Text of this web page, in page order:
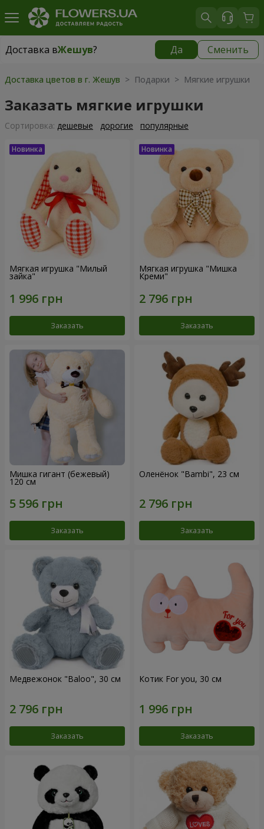
Доставка вЖешув? Да Сменить
Доставка вЖешув|
Доставка цветов в г. Жешув > Подарки > Мягкие игрушки
Заказать мягкие игрушки
Cортировка: дешевые дорогие популярные
Мягкая игрушка "Милый
зайка"
Заказать
Мягкая игрушка "Мишка
Креми"
Заказать
Мишка гигант (бежевый)
120 см
Заказать
Оленёнок "Bambi", 23 см
Заказать
Медвежонок "Baloo", 30 см
Заказать
Котик For you, 30 см
Заказать